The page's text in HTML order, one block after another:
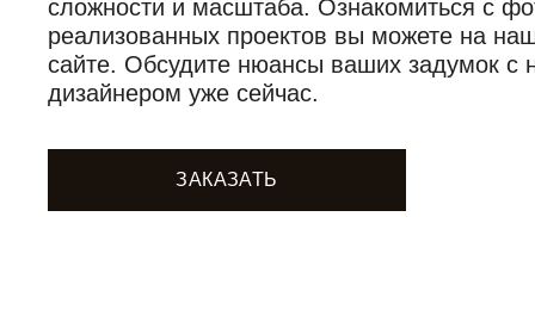
сложности и масштаба. Ознакомиться с
реализованных проектов вы можете на
сайте. Обсудите нюансы ваших задумок с
дизайнером уже сейчас.
ЗАКАЗАТЬ